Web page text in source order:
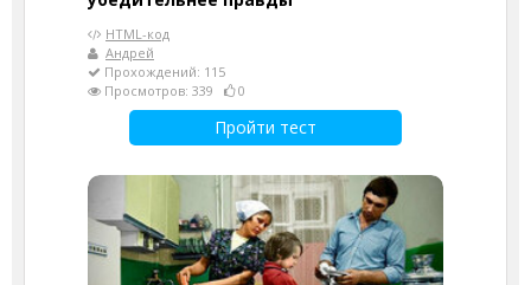
HTML-код
Андрей
Прохождений: 115
Просмотров: 339
0
Пройти тест